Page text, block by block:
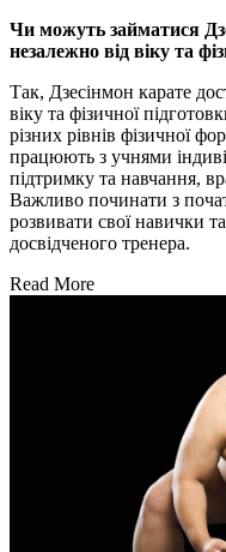
Чи можуть займатися
незалежно від віку та
Так, Дзесінмон карате
віку та фізичної
різних рівнів фізичної
працюють з учнями
підтримку та навчання,
Важливо починати з
розвивати свої навички
досвідченого тренера.
Read More